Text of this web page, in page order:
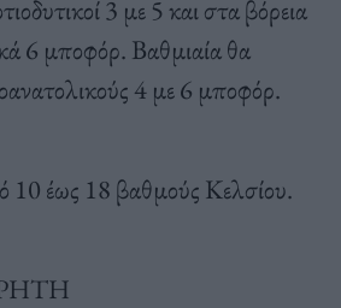
3 με 5 και στα βόρεια
6 μποφόρ. Βαθμιαία θα
4 με 6 μποφόρ.
έως 18 βαθμούς Κελσίου.